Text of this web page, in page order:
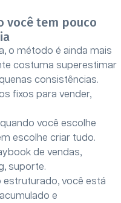
você tem pouco
o método é ainda mais
costuma superestimar
consistências.
fixos para vender,
você escolhe
escolhe criar tudo.
de vendas,
suporte.
estruturado, você está
e